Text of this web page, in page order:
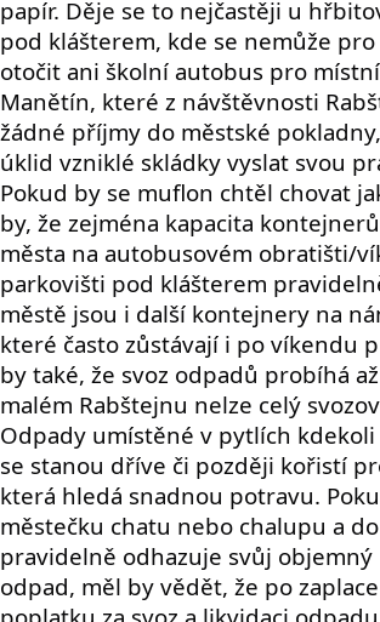
papír. Děje se to nejčastěji u
pod klášterem, kde se nemůže
otočit ani školní autobus pro
Manětín, které z návštěvnosti
žádné příjmy do městské
úklid vzniklé skládky vyslat svou
Pokud by se muflon chtěl chovat
by, že zejména kapacita
města na autobusovém obratišti/
parkovišti pod klášterem
městě jsou i další kontejnery na
které často zůstávají i po víkendu
by také, že svoz odpadů probíhá
malém Rabštejnu nelze celý
Odpady umístěné v pytlích
se stanou dříve či později kořistí
která hledá snadnou potravu.
městečku chatu nebo chalupu a
pravidelně odhazuje svůj
odpad, měl by vědět, že po
poplatku za svoz a likvidaci